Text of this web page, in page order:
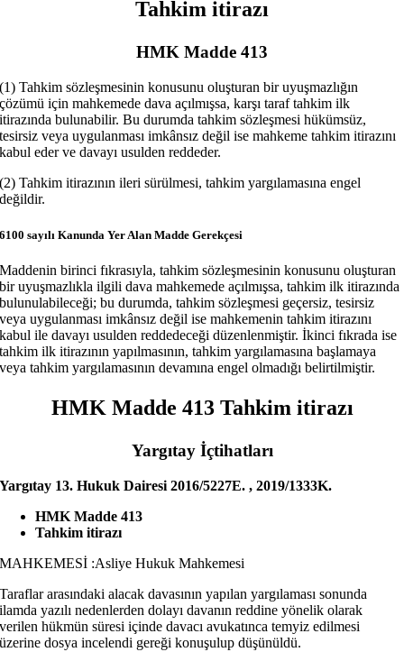
Tahkim itirazı
HMK Madde 413
(1) Tahkim sözleşmesinin konusunu oluşturan bir uyuşmazlığın
çözümü için mahkemede dava açılmışsa, karşı taraf tahkim ilk
itirazında bulunabilir. Bu durumda tahkim sözleşmesi hükümsüz,
tesirsiz veya uygulanması imkânsız değil ise mahkeme tahkim itirazını
kabul eder ve davayı usulden reddeder.
(2) Tahkim itirazının ileri sürülmesi, tahkim yargılamasına engel
değildir.
6100 sayılı Kanunda Yer Alan Madde Gerekçesi
Maddenin birinci fıkrasıyla, tahkim sözleşmesinin konusunu oluşturan
bir uyuşmazlıkla ilgili dava mahkemede açılmışsa, tahkim ilk itirazında
bulunulabileceği; bu durumda, tahkim sözleşmesi geçersiz, tesirsiz
veya uygulanması imkânsız değil ise mahkemenin tahkim itirazını
kabul ile davayı usulden reddedeceği düzenlenmiştir. İkinci fıkrada ise
tahkim ilk itirazının yapılmasının, tahkim yargılamasına başlamaya
veya tahkim yargılamasının devamına engel olmadığı belirtilmiştir.
HMK Madde 413 Tahkim itirazı
Yargıtay İçtihatları
Yargıtay 13. Hukuk Dairesi 2016/5227E. , 2019/1333K.
HMK Madde 413
Tahkim itirazı
MAHKEMESİ :Asliye Hukuk Mahkemesi
Taraflar arasındaki alacak davasının yapılan yargılaması sonunda
ilamda yazılı nedenlerden dolayı davanın reddine yönelik olarak
verilen hükmün süresi içinde davacı avukatınca temyiz edilmesi
üzerine dosya incelendi gereği konuşulup düşünüldü.